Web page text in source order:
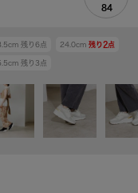
残り 6 点 24.0cm 残り2点
残り 3 点
84